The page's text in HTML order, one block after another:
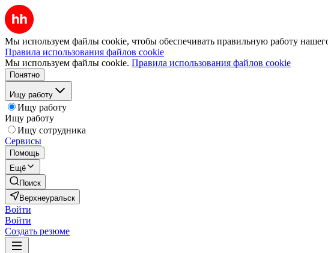
Мы используем файлы cookie, чтобы обеспечивать правильную работу
Правила использования файлов cookie
Мы используем файлы cookie. Правила использования файлов cookie
Понятно
Ищу работу
Ищу работу
Ищу работу
Ищу сотрудника
Сервисы
Помощь
Ещё
Поиск
Верхнеуральск
Войти
Войти
Создать резюме